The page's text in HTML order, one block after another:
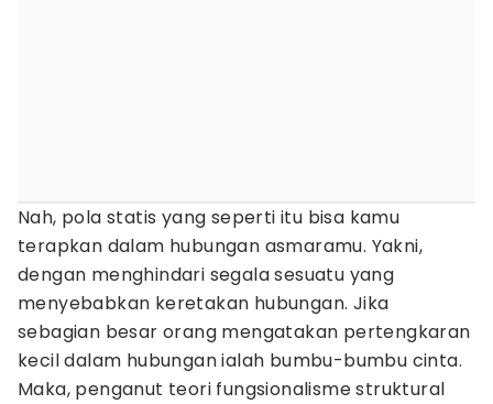
Nah, pola statis yang seperti itu bisa kamu
terapkan dalam hubungan asmaramu. Yakni,
dengan menghindari segala sesuatu yang
menyebabkan keretakan hubungan. Jika
sebagian besar orang mengatakan pertengkaran
kecil dalam hubungan ialah bumbu-bumbu cinta.
Maka, penganut teori fungsionalisme struktural